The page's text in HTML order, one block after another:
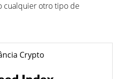
cualquier otro tipo de
Crypto